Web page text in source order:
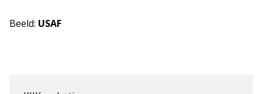
Beeld: USAF